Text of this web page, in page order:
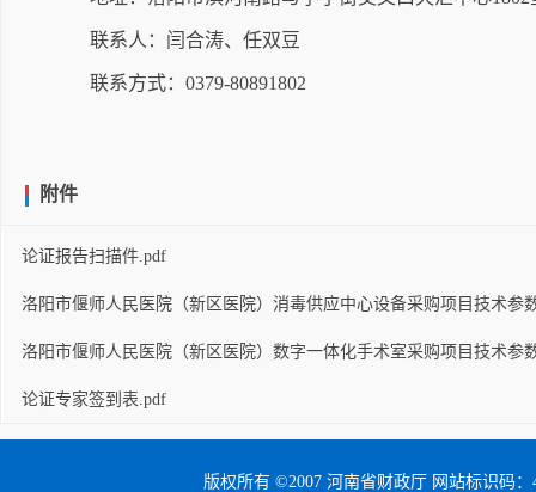
联系人：闫合涛、任双豆
联系方式：0379-80891802
附件
论证报告扫描件.pdf
洛阳市偃师人民医院（新区医院）消毒供应中心设备采购项目技术参
洛阳市偃师人民医院（新区医院）数字一体化手术室采购项目技术参
论证专家签到表.pdf
版权所有 ©2007 河南省财政厅 网站标识码：